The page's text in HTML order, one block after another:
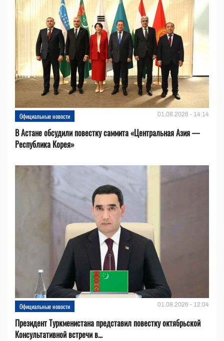
Официальные новости 01.08.2026 - 14:14
В Астане обсудили повестку саммита «Центральная Азия —
Республика Корея»
Официальные новости 01.08.2026 - 12:04
Президент Туркменистана представил повестку октябрьской
Консультативной встречи в...